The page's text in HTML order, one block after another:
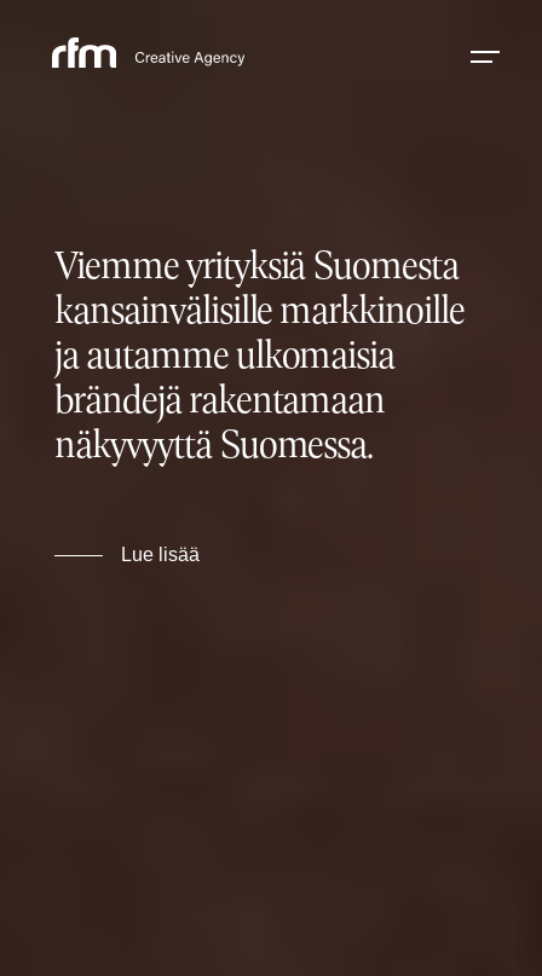
Viemme yrityksiä Suomesta
kansainvälisille markkinoille
ja autamme ulkomaisia
brändejä rakentamaan
näkyvyyttä Suomessa.
Lue lisää